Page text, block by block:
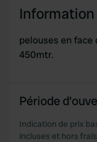
We use cookies to
We also share
of their services.
Information
pelouses en
450mtr.
Période
Indication de prix
incluses et hors